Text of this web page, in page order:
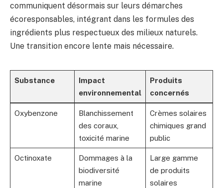
communiquent désormais sur leurs démarches
écoresponsables, intégrant dans les formules des
ingrédients plus respectueux des milieux naturels.
Une transition encore lente mais nécessaire.
Substance
Impact
environnemental
Produits
concernés
Oxybenzone
Blanchissement
des coraux,
toxicité marine
Crèmes solaires
chimiques grand
public
Octinoxate
Dommages à la
biodiversité
marine
Large gamme
de produits
solaires